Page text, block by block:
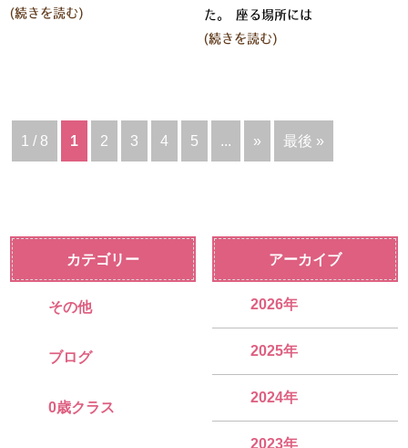
(続きを読む)
た。 座る場所には
(続きを読む)
1 / 8 1 2 3 4 5 ... » 最後 »
カテゴリー
その他
ブログ
0歳クラス
アーカイブ
2026年
2025年
2024年
2023年